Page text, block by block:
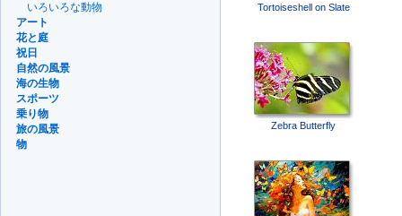
Tortoiseshell on Slate
Zebra Butterfly
いろいろな動物
アート
花と庭
祝日
自然の風景
海の生物
スポーツ
乗り物
旅の風景
物